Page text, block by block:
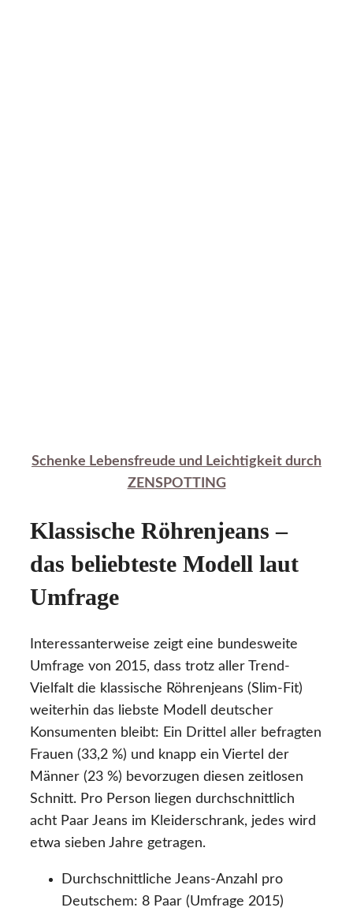
Schenke Lebensfreude und Leichtigkeit durch
ZENSPOTTING
Klassische Röhrenjeans –
das beliebteste Modell laut
Umfrage
Interessanterweise zeigt eine bundesweite
Umfrage von 2015, dass trotz aller Trend-
Vielfalt die klassische Röhrenjeans (Slim-Fit)
weiterhin das liebste Modell deutscher
Konsumenten bleibt: Ein Drittel aller befragten
Frauen (33,2 %) und knapp ein Viertel der
Männer (23 %) bevorzugen diesen zeitlosen
Schnitt. Pro Person liegen durchschnittlich
acht Paar Jeans im Kleiderschrank, jedes wird
etwa sieben Jahre getragen.
Durchschnittliche Jeans-Anzahl pro
Deutschem: 8 Paar (Umfrage 2015)